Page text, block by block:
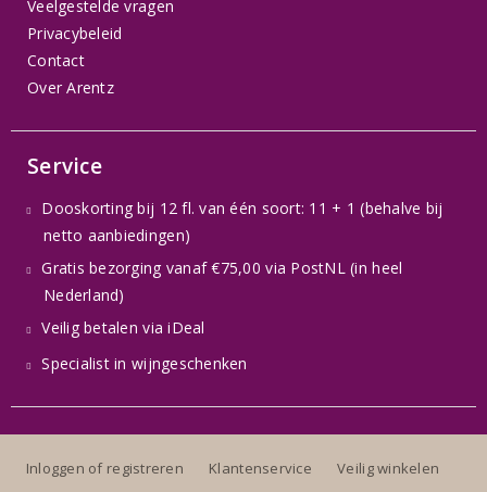
Veelgestelde vragen
Privacybeleid
Contact
Over Arentz
Service
Dooskorting bij 12 fl. van één soort: 11 + 1 (behalve bij
netto aanbiedingen)
Gratis bezorging vanaf €75,00 via PostNL (in heel
Nederland)
Veilig betalen via iDeal
Specialist in wijngeschenken
Inloggen of registreren Klantenservice
Veilig winkelen